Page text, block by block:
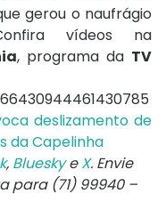
gerou o naufrágio
vídeos na
, programa da TV
deslizamento de
da Capelinha
, BlueskyeX. Envie
para (71) 99940 –